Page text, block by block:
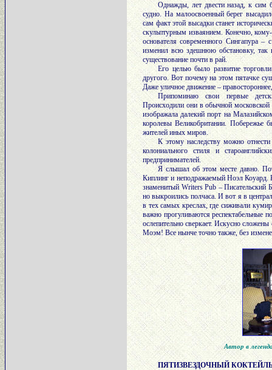
Однажды, лет двести назад, к сим
судно. На малоосвоенный берег
сам факт этой высадки станет
скульптурным изваянием. Конечно,
основателя современного Сингапура
изменил всю здешнюю обстановку, так
существование почти в рай.
Его целью было развитие
другого. Вот почему на этом пятачке
Даже уличное движение –
Припоминаю свои первые
Происходили они в обычной
изображала далекий порт на
королевы Великобритании. Побережье
жителей иных миров.
К этому наследству можно
колониального стиля и
предпринимателей.
Я слышал об этом месте давно.
Киплинг и неподражаемый Ноэл Коуард.
знаменитый Writers Pub – Писательский
но выкроились полчаса. И вот я в
в тех самых креслах, где сиживали
важно прогуливаются респектабельные
ослепительно сверкает. Искусно
Моэм! Все нынче точно также, без
Автор в
ПЯТИЗВЕЗДОЧНЫЙ